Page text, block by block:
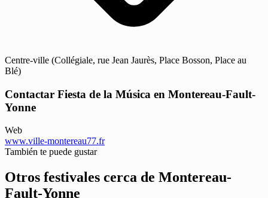
Centre-ville (Collégiale, rue Jean Jaurès, Place Bosson, Place au
Blé)
Contactar Fiesta de la Música en Montereau-Fault-
Yonne
Web
www.ville-montereau77.fr
También te puede gustar
Otros festivales cerca de Montereau-
Fault-Yonne